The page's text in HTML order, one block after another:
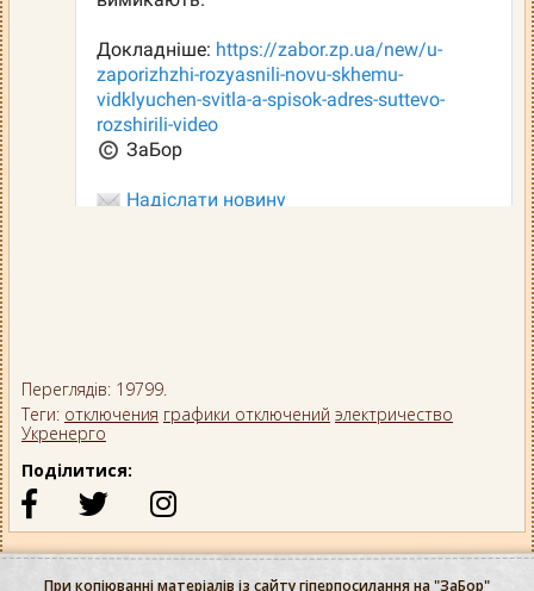
Переглядів: 19799.
Теги: отключения графики отключений электричество
Укренерго
Поділитися:
При копіюванні матеріалів із сайту гіперпосилання на "ЗаБор"